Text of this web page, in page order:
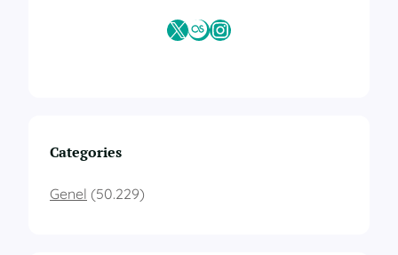
X Last.fmInstagram
Categories
Genel (50.229)